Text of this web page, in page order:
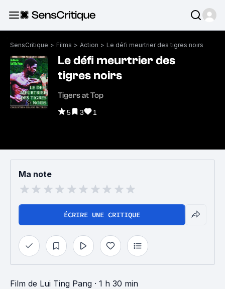
SensCritique > Films > Action > Le défi meurtrier des tigres noirs
Le défi meurtrier des
tigres noirs
Tigers at Top
5 3 1
Ma note
ÉCRIRE UNE CRITIQUE
Film de Lui Ting Pang · 1 h 30 min